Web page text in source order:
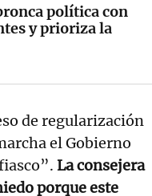
política con
y prioriza la
de regularización
el Gobierno
La consejera
porque este